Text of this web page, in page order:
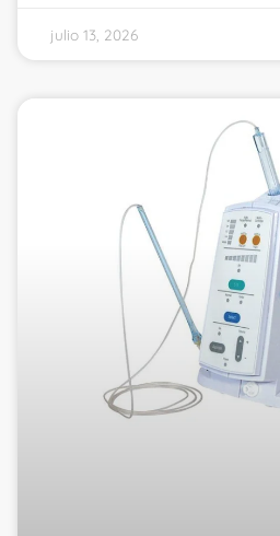
julio 13, 2026